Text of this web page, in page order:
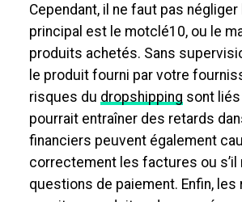
Cependant, il ne faut pas
principal est le motclé10, ou le
produits achetés. Sans
le produit fourni par votre
risques du dropshipping sont
pourrait entraîner des retards
financiers peuvent également
correctement les factures ou
questions de paiement. Enfin,